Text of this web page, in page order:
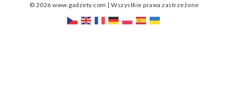
© 2026 www.gadzety.com | Wszystkie prawa zastrzeżone